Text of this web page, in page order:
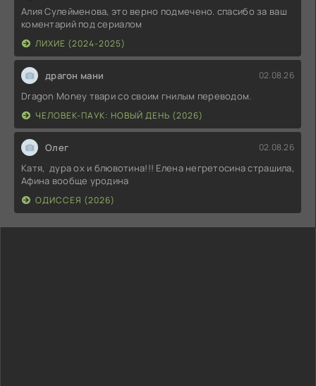
Алия Сулейменова, это верно подмечено. спасибо за ваш
коментарий под сериалом
ЛИХИЕ (2024-2025)
драгон мани 02.08.26
Dragon Money твари со своим гнилым переводом.
ЧЕЛОВЕК-ПАУК: НОВЫЙ ДЕНЬ (2026)
Олег 02.08.26
Катя, дура ох и блювотина!!! Елена негретосина страшила,
Афина вообще уродина
ОДИССЕЯ (2026)